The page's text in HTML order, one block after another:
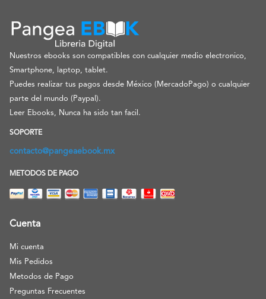
Nuestros ebooks son compatibles con cualquier medio electronico,
Smartphone, laptop, tablet.
Puedes realizar tus pagos desde México (MercadoPago) o cualquier
parte del mundo (Paypal).
Leer Ebooks, Nunca ha sido tan facil.
SOPORTE
contacto@pangeaebook.mx
METODOS DE PAGO
Cuenta
Mi cuenta
Mis Pedidos
Metodos de Pago
Preguntas Frecuentes